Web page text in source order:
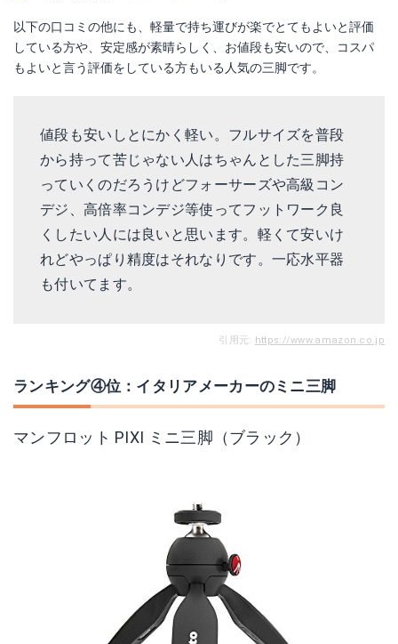
以下の口コミの他にも、軽量で持ち運びが楽でとてもよいと評価
している方や、安定感が素晴らしく、お値段も安いので、コスパ
もよいと言う評価をしている方もいる人気の三脚です。
値段も安いしとにかく軽い。フルサイズを普段
から持って苦じゃない人はちゃんとした三脚持
っていくのだろうけどフォーサーズや高級コン
デジ、高倍率コンデジ等使ってフットワーク良
くしたい人には良いと思います。軽くて安いけ
れどやっぱり精度はそれなりです。一応水平器
も付いてます。
引用元: https://www.amazon.co.jp
ランキング④位：イタリアメーカーのミニ三脚
マンフロット PIXI ミニ三脚（ブラック）